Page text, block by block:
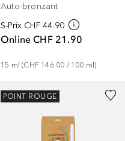
Auto-bronzant
S-Prix CHF 44.90
Online CHF 21.90
15 ml (CHF 146.00 / 100 ml)
POINT ROUGE